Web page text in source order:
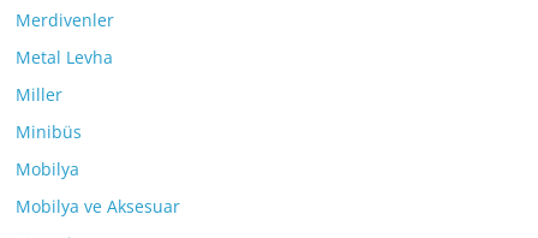
Merdivenler
Metal Levha
Miller
Minibüs
Mobilya
Mobilya ve Aksesuar